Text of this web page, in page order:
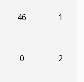
46 1
0 2